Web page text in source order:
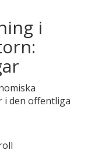
i
i den offentliga